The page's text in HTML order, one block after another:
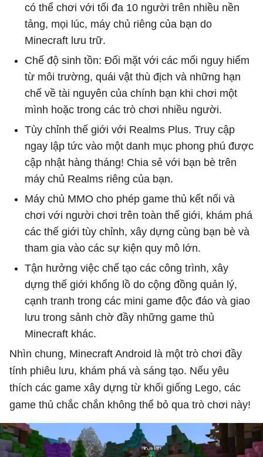
có thể chơi với tối đa 10 người trên nhiều nền
tảng, mọi lúc, máy chủ riêng của bạn do
Minecraft lưu trữ.
Chế độ sinh tồn: Đối mặt với các mối nguy hiểm
từ môi trường, quái vật thù địch và những hạn
chế về tài nguyên của chính bạn khi chơi một
mình hoặc trong các trò chơi nhiều người.
Tùy chỉnh thế giới với Realms Plus. Truy cập
ngay lập tức vào một danh mục phong phú được
cập nhật hàng tháng! Chia sẻ với bạn bè trên
máy chủ Realms riêng của bạn.
Máy chủ MMO cho phép game thủ kết nối và
chơi với người chơi trên toàn thế giới, khám phá
các thế giới tùy chỉnh, xây dựng cùng bạn bè và
tham gia vào các sự kiện quy mô lớn.
Tận hưởng việc chế tạo các công trình, xây
dựng thế giới khổng lồ do cộng đồng quản lý,
cạnh tranh trong các mini game độc đáo và giao
lưu trong sảnh chờ đầy những game thủ
Minecraft khác.
Nhìn chung, Minecraft Android là một trò chơi đầy
tính phiêu lưu, khám phá và sáng tạo. Nếu yêu
thích các game xây dựng từ khối giống Lego, các
game thủ chắc chắn không thể bỏ qua trò chơi này!